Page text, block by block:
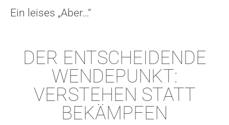
Ein leises „Aber…“
DER ENTSCHEIDENDE
WENDEPUNKT:
VERSTEHEN STATT
BEKÄMPFEN